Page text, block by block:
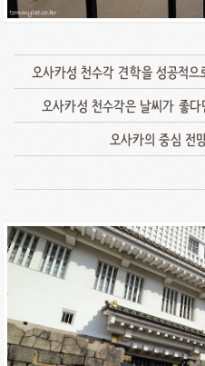
오사카성 천수각 견학을 성공적
오사카성 천수각은 날씨가 좋
오사카의 중심 전